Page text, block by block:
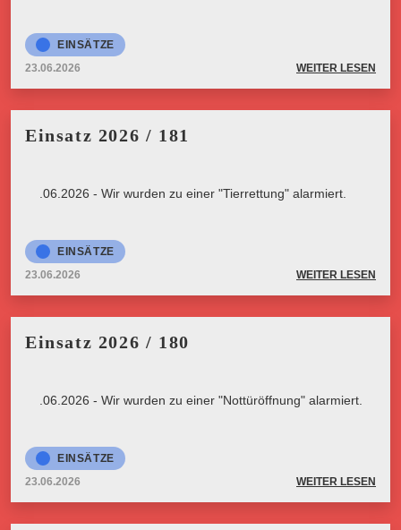
EINSÄTZE
23.06.2026
WEITER LESEN
Einsatz 2026 / 181
23.06.2026 - Wir wurden zu einer "Tierrettung" alarmiert.
EINSÄTZE
23.06.2026
WEITER LESEN
Einsatz 2026 / 180
23.06.2026 - Wir wurden zu einer "Nottüröffnung" alarmiert.
EINSÄTZE
23.06.2026
WEITER LESEN